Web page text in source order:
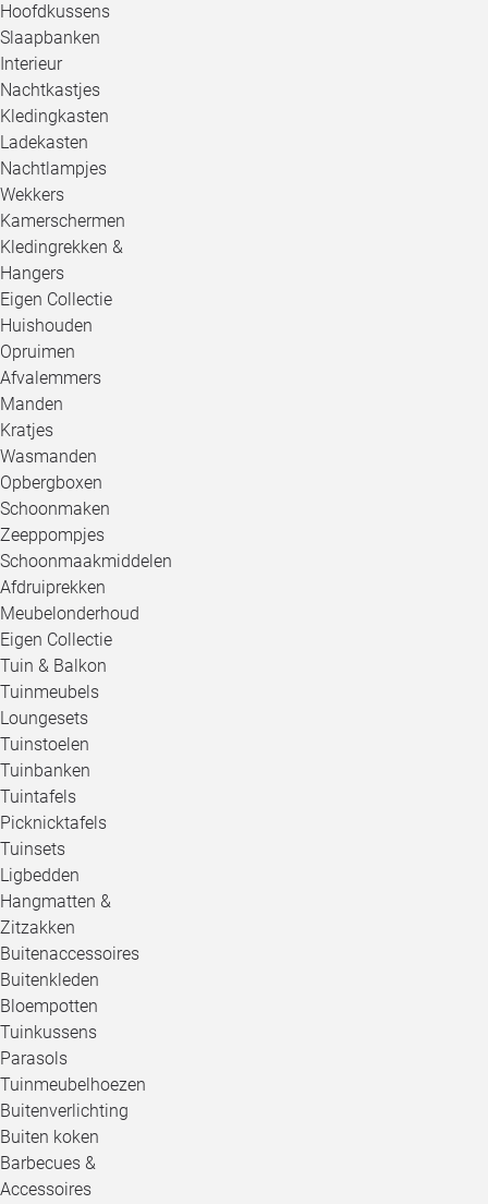
Hoofdkussens
Slaapbanken
Interieur
Nachtkastjes
Kledingkasten
Ladekasten
Nachtlampjes
Wekkers
Kamerschermen
Kledingrekken &
Hangers
Eigen Collectie
Huishouden
Opruimen
Afvalemmers
Manden
Kratjes
Wasmanden
Opbergboxen
Schoonmaken
Zeeppompjes
Schoonmaakmiddelen
Afdruiprekken
Meubelonderhoud
Eigen Collectie
Tuin & Balkon
Tuinmeubels
Loungesets
Tuinstoelen
Tuinbanken
Tuintafels
Picknicktafels
Tuinsets
Ligbedden
Hangmatten &
Zitzakken
Buitenaccessoires
Buitenkleden
Bloempotten
Tuinkussens
Parasols
Tuinmeubelhoezen
Buitenverlichting
Buiten koken
Barbecues &
Accessoires